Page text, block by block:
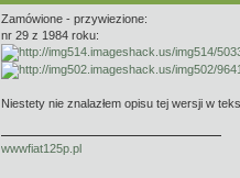
Zamówione - przywiezione:
nr 29 z 1984 roku:
Niestety nie znalazłem opisu tej wersji w
wwwfiat125p.pl